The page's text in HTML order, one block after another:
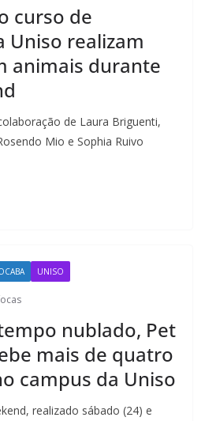
curso de
Uniso realizam
animais durante
de Laura Briguenti,
Mio e Sophia Ruivo
UNISO
nublado, Pet
mais de quatro
campus da Uniso
realizado sábado (24) e